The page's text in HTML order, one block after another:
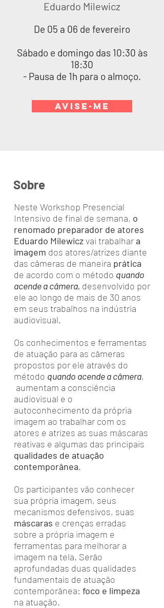
Eduardo Milewicz
De 05 a 06 de fevereiro
Sábado e domingo das 10:30 às
18:30
- Pausa de 1h para o almoço.
AVISE-ME
Sobre
Neste Workshop Presencial
Intensivo de final de semana, o
renomado preparador de atores
Eduardo Milewiczvai trabalhara
imagem dos atores/atrizes diante
das câmeras de maneira prática
de acordo com o método quando
acende a câmera, desenvolvido por
ele ao longo de mais de 30 anos
em seus trabalhos na indústria
audiovisual.
Os conhecimentos e ferramentas
de atuação para as câmeras
propostos por ele através do
método quando acende a câmera,
aumentam a consciência
audiovisual e o
autoconhecimento da própria
imagem ao trabalhar com os
atores e atrizes as suas máscaras
reativas e algumas das principais
qualidades de atuação
contemporânea.
Os participantes vão conhecer
sua própria imagem, seus
mecanismos defensivos, suas
máscaras e crenças erradas
sobre a própria imagem e
ferramentas para melhorar a
imagem na tela. Serão
aprofundadas duas qualidades
fundamentais de atuação
contemporânea: foco e limpeza
na atuação.